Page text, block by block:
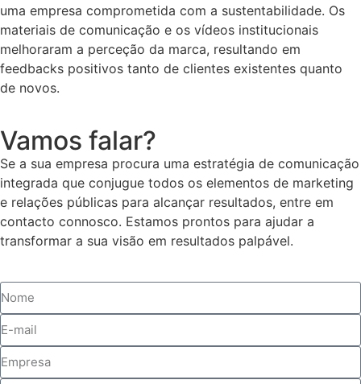
uma empresa comprometida com a sustentabilidade. Os
materiais de comunicação e os vídeos institucionais
melhoraram a perceção da marca, resultando em
feedbacks positivos tanto de clientes existentes quanto
de novos.
Vamos falar?
Se a sua empresa procura uma estratégia de comunicação
integrada que conjugue todos os elementos de marketing
e relações públicas para alcançar resultados, entre em
contacto connosco. Estamos prontos para ajudar a
transformar a sua visão em resultados palpável.